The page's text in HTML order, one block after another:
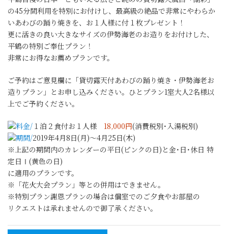
の45分間利用を特別にお付けし、最高級の絶品で非常にやわらか
いあわびの踊り焼きを、お１人様に付１枚プレゼント！
更に活きの良い大きなサイズの伊勢海老のお造りをお付けした、
平鶴の特別ご奉仕プラン！
非常にお得なお薦めプランです。
ご予約はご意見欄に「貸切露天付あわびの踊り焼き・伊勢海老お
造りプラン」とお申し込みください。ひとプラン1室大人2名様以
上でご予約ください。
料金/ １泊２食付お１人様 18,000円(消費税別･入湯税別)
期間/2019年4月8日(月)～4月25日(木)
※上記の期間内のカレンダーの平日(ピンクの日)と金･日･休日 特
定日Ⅰ(黄色の日)
に適用のプランです。
※「花火大会プラン」等との併用はできません。
※特別プラン謝恩プランの場合は個室でのご夕食やお部屋の
リクエストは承れませんので御了承ください。